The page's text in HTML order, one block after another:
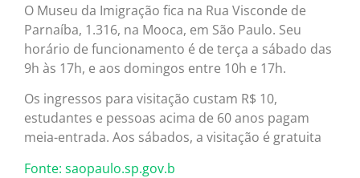
O Museu da Imigração fica na Rua Visconde de
Parnaíba, 1.316, na Mooca, em São Paulo. Seu
horário de funcionamento é de terça a sábado das
9h às 17h, e aos domingos entre 10h e 17h.
Os ingressos para visitação custam R$ 10,
estudantes e pessoas acima de 60 anos pagam
meia-entrada. Aos sábados, a visitação é gratuita
Fonte: saopaulo.sp.gov.b